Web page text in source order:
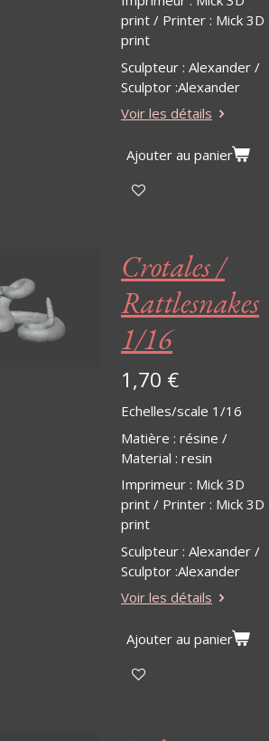
print / Printer : Mick 3D
print
Sculpteur : Alexander /
Sculptor :Alexander
Voir les détails
Ajouter au panier
Crotales /
Rattlesnakes
1/16
1,70 €
Echelles/scale 1/16
Matière : résine /
Material : resin
Imprimeur : Mick 3D
print / Printer : Mick 3D
print
Sculpteur : Alexander /
Sculptor :Alexander
Voir les détails
Ajouter au panier